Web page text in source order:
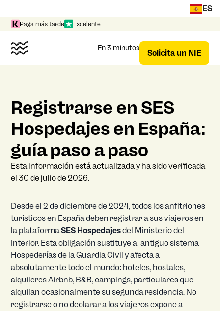
ES
Paga más tarde Excelente
En 3 minutos Solicita un NIE
Registrarse en SES
Hospedajes en España:
guía paso a paso
Esta información está actualizada y ha sido verificada
el 30 de julio de 2026.
Desde el 2 de diciembre de 2024, todos los anfitriones
turísticos en España deben registrar a sus viajeros en
la plataformaSES Hospedajesdel Ministerio del
Interior. Esta obligación sustituye al antiguo sistema
Hospederías de la Guardia Civil y afecta a
absolutamente todo el mundo: hoteles, hostales,
alquileres Airbnb, B&B, campings, particulares que
alquilan ocasionalmente su segunda residencia. No
registrarse o no declarar a los viajeros expone a